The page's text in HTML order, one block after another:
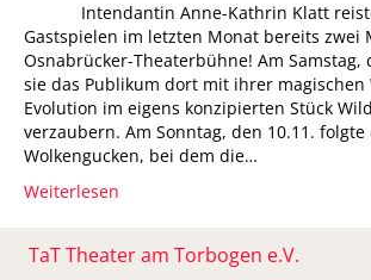
Intendantin Anne-Kathrin Klatt
Gastspielen im letzten Monat bereits zwei
Osnabrücker-Theaterbühne! Am Samstag,
sie das Publikum dort mit ihrer magischen
Evolution im eigens konzipierten Stück
verzaubern. Am Sonntag, den 10.11.
Wolkengucken, bei dem die…
Weiterlesen
TaT Theater am Torbogen e.V.